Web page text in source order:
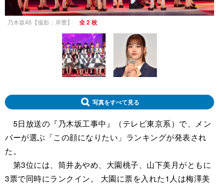
乃木坂46【撮影：岸豊】 全 2 枚
写真をすべて見る
5日放送の『乃木坂工事中』（テレビ東京系）で、メン
バーが選ぶ「この顔になりたい」ランキングが発表され
た。
第3位には、筒井あやめ、大園桃子、山下美月がともに
3票で同時にランクイン。 大園に票を入れた1人は梅澤美